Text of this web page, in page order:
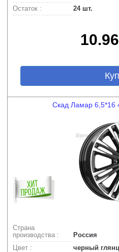
Остаток :
24 шт.
Скад Ламар 6,5*16
Страна
производства :
Россия
Цвет :
черный